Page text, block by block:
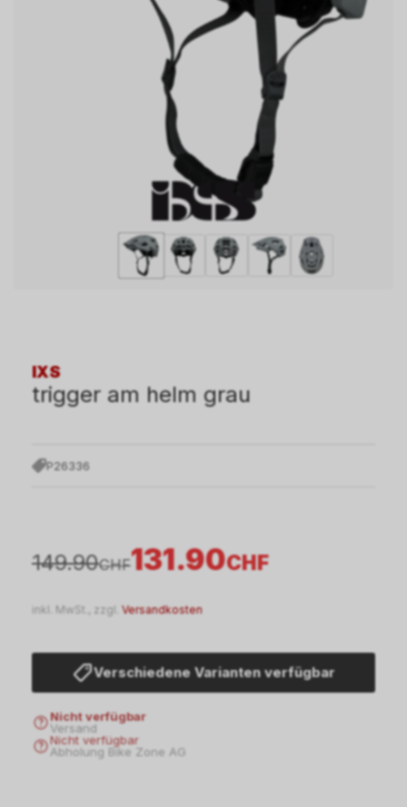
IXS
trigger am helm grau
P26336
131.90CHF
149.90CHF
inkl. MwSt., zzgl. Versandkosten
Verschiedene Varianten verfügbar
Nicht verfügbar
Versand
Nicht verfügbar
Abholung Bike Zone AG